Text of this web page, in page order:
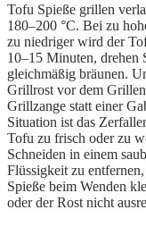
Tofu Spieße grillen
180–200 °C. Bei zu
zu niedriger wird der
10–15 Minuten, drehen
gleichmäßig bräunen.
Grillrost vor dem
Grillzange statt einer
Situation ist das
Tofu zu frisch oder zu
Schneiden in einem
Flüssigkeit zu
Spieße beim Wenden
oder der Rost nicht